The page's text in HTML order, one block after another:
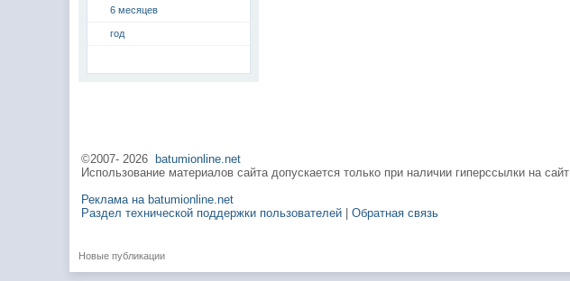
6 месяцев
год
©2007-2026
batumionline.net
Использование материалов сайта допускается только при наличии гиперссылки на сайт
Реклама на batumionline.net
Раздел технической поддержки пользователей |Обратная связь
Новые публикации